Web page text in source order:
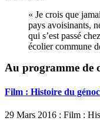
« Je crois que
pays avoisinants,
qui s’est passé
écolier commune
Au programme de
Film : Histoire du
29 Mars 2016 : Film :